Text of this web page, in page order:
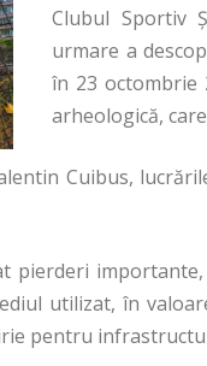
Clubul Sportiv
urmare a
în 23 octombrie
arheologică,
Cuibus,
pierderi
utilizat, în
pentru